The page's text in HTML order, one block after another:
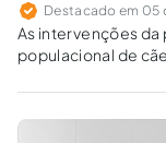
Destacado em 05
As intervenções
populacional de
assistência nas